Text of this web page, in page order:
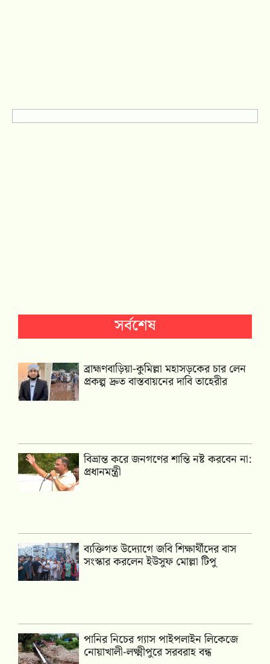
সর্বশেষ
ব্রাহ্মণবাড়িয়া-কুমিল্লা মহাসড়কের চার লেন
প্রকল্প দ্রুত বাস্তবায়নের দাবি তাহেরীর
বিভ্রান্ত করে জনগণের শান্তি নষ্ট করবেন না:
প্রধানমন্ত্রী
ব্যক্তিগত উদ্যোগে জবি শিক্ষার্থীদের বাস
সংস্কার করলেন ইউসুফ মোল্লা টিপু
পানির নিচের গ্যাস পাইপলাইন লিকেজে
নোয়াখালী-লক্ষ্মীপুরে সরবরাহ বন্ধ